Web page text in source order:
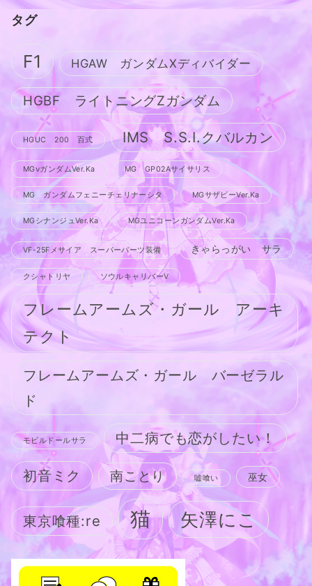
タグ
F1 HGAW ガンダムXディバイダー
HGBF ライトニングZガンダム
HGUC 200 百式 IMS S.S.I.クバルカン
MGνガンダムVer.Ka MG GP02Aサイサリス
MG ガンダムフェニーチェリナーシタ MGサザビーVer.Ka
MGシナンジュVer.Ka MGユニコーンガンダムVer.Ka
VF-25Fメサイア スーパーパーツ装備 きゃらっがい サラ
クシャトリヤ ソウルキャリバーV
フレームアームズ・ガール アーキ
テクト
フレームアームズ・ガール バーゼラル
ド
モビルドールサラ 中二病でも恋がしたい！
初音ミク 南ことり 嘘喰い 巫女
東京喰種:re 猫 矢澤にこ